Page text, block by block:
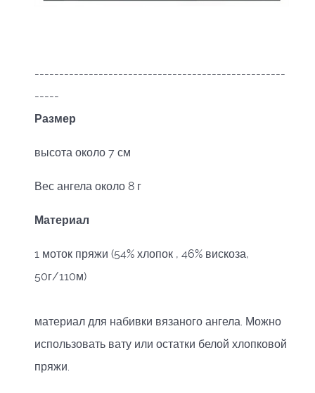
---------------------------------------------------
-----
Размер
высота около 7 см
Вес ангела около 8 г
Материал
1 моток пряжи (54% хлопок , 46% вискоза,
50г/110м)
материал для набивки вязаного ангела. Можно
использовать вату или остатки белой хлопковой
пряжи.